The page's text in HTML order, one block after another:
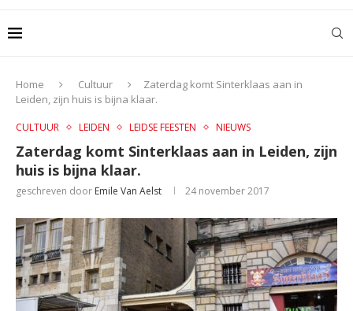
Home Cultuur
Zaterdag komt Sinterklaas aan in
Leiden, zijn huis is bijna klaar.
CULTUUR LEIDEN LEIDSE FEESTEN NIEUWS
Zaterdag komt Sinterklaas aan in Leiden, zijn
huis is bijna klaar.
geschreven door Emile Van Aelst 24 november 2017